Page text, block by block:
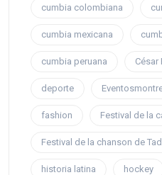
cumbia colombiana
cumbia mexicana
cumbia peruana César
deporte
fashion Festival de la
Festival de la chanson de
historia latina hockey